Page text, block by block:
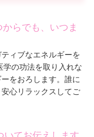
からでも、いつま
ィブなエネルギーを
の功法を取り入れな
をおろします。誰に
心リラックスしてご
いてお伝えします